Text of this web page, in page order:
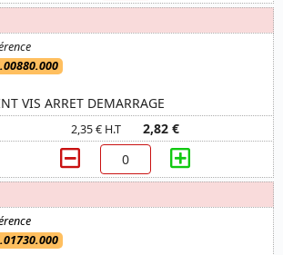
VIS ARRET DEMARRAGE
2,35 € H.T 2,82 €